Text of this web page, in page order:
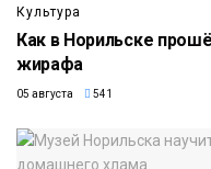
Культура
Как в Норильске
жирафа
05 августа 541